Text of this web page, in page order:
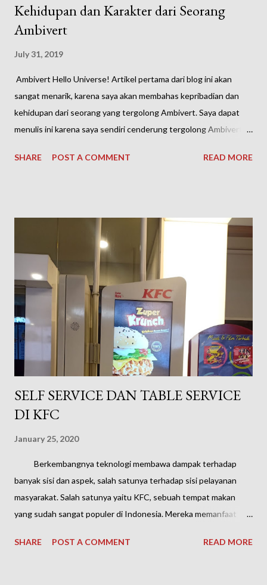
Kehidupan dan Karakter dari Seorang
Ambivert
July 31, 2019
Ambivert Hello Universe! Artikel pertama dari blog ini akan
sangat menarik, karena saya akan membahas kepribadian dan
kehidupan dari seorang yang tergolong Ambivert. Saya dapat
menulis ini karena saya sendiri cenderung tergolong Ambivert.
umumnya dapat dibedakan menjadi 3 yaitu Introvert, Ekstrovert,
merasa nyaman dan menyesuaikan diri dalam kondisi apapun,
baik dalam kondisi ramai atau ketika mereka sedang sendiri.
Ketika anda suka dengan keramaian dan suka berorganisasi,
namun anda juga suka menyendiri ketika sedang mendapatkan
masalah, maka anda dapat dibilang sebagai pribadi yang
Ambivert. www.provoke-online.com Untuk dapat lebih jelas
mengenai Ambivert, berikut saya kasih karakter dan kehidupan
dari mereka yang Am...
SHARE POST A COMMENT READ MORE
SELF SERVICE DAN TABLE SERVICE
DI KFC
January 25, 2020
Berkembangnya teknologi membawa dampak terhadap
banyak sisi dan aspek, salah satunya terhadap sisi pelayanan
masyarakat. Salah satunya yaitu KFC, sebuah tempat makan
yang sudah sangat populer di Indonesia. Mereka memanfaat
para pelanggan. KFC memiliki dua layanan baru yang dapat
SHARE POST A COMMENT READ MORE